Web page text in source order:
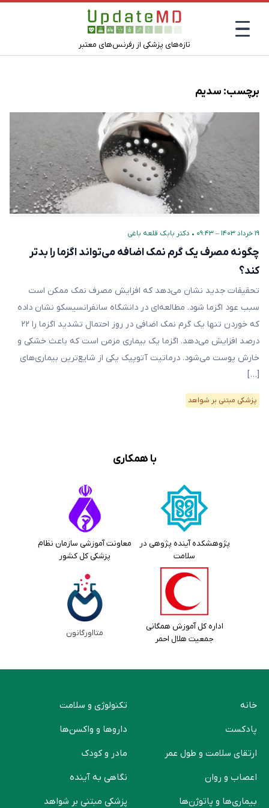
تازه‌های پزشکی از رفرنس‌های معتبر
برچسب: سدیم
۱۹ خرداد ۱۴۰۳ – ۰۹:۴۳ • دکتر بابک قلعه‌ باغی
چگونه مصرف یک گرم نمک اضافه می‌تواند اگزما را بدتر
کند؟
تحقیقات جدید نشان می‌دهد که افزایش مصرف نمک ممکن است
سبب عود اگزما شود. مطالعه‌ای در دانشگاه سانفرانسیسکو نشان داده
که خوردن تنها یک گرم نمک اضافی در روز احتمال تشدید اگزما را ۲۲
درصد افزایش می‌دهد. اگزما یک بیماری مزمن است که باعث خشکی و
خارش پوست می‌شود. درماتیت آتوپیک یکی از شایع‌ترین بیماری‌های
[…]
پزشکی مبتنی بر شواهد
با همکاری
پژوهشکده آینده پژوهی در
سلامت
معاونت آموزشی سازمان نظام
پزشکی کل کشور
اداره کل آموزش همگانی
جمعیت هلال احمر
متااورگانون
خانه
پادکست
ارتقای سلامت و طول عمر
اعصاب و روان
بیماری‌ها و پاتوژن‌ها
تکنولوژی و سلامت
دارو‌ها و واکسن‌ها
مادر و کودک
نگاهی به آینده
پزشکی مبتنی بر شواهد